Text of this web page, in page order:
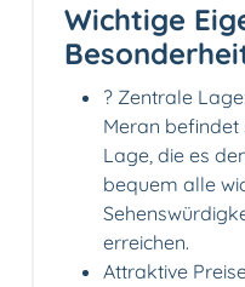
Wichtige
? Zentrale
Meran befindet
Lage, die es
bequem alle
erreichen.
Attraktive